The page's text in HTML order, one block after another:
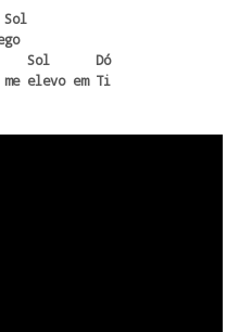
Sol      Dó
me elevo em Ti